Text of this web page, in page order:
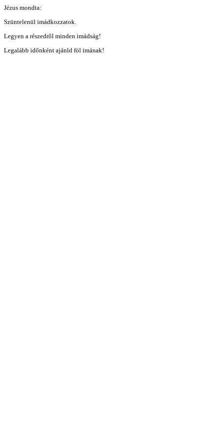
Jézus mondta:
Szüntelenül imádkozzatok.
Legyen a részedről minden imádság!
Legalább időnként ajánld föl imának!